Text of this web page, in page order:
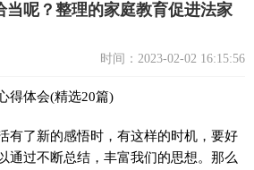
当呢？整理的家庭教育促进法家
时间：2023-02-02 16:15:56
得体会(精选20篇)
有了新的感悟时，有这样的时机，要好
通过不断总结，丰富我们的思想。那么